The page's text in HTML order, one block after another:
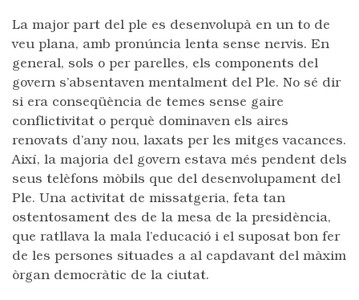
La major part del ple es desenvolupà en un to de
veu plana, amb pronúncia lenta sense nervis. En
general, sols o per parelles, els components del
govern s’absentaven mentalment del Ple. No sé dir
si era conseqüència de temes sense gaire
conflictivitat o perquè dominaven els aires
renovats d’any nou, laxats per les mitges vacances.
Així, la majoria del govern estava més pendent dels
seus telèfons mòbils que del desenvolupament del
Ple. Una activitat de missatgeria, feta tan
ostentosament des de la mesa de la presidència,
que ratllava la mala l’educació i el suposat bon fer
de les persones situades a al capdavant del màxim
òrgan democràtic de la ciutat.